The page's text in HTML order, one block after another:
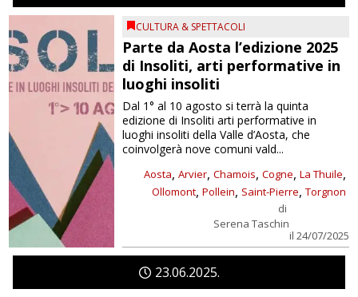
CULTURA & SPETTACOLI
Parte da Aosta l’edizione 2025
di Insoliti, arti performative in
luoghi insoliti
Aosta, Arvier, Chamois, Cogne, La Thuile,
Ollomont, Pollein, Saint-Pierre, Torgnon
di
Serena Taschin
il 24/07/2025
Dal 1° al 10 agosto si terrà la quinta
edizione di Insoliti arti performative in
luoghi insoliti della Valle d’Aosta, che
coinvolgerà nove comuni vald...
2306 2025